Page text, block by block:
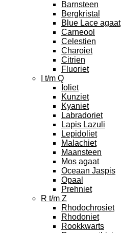
Barnsteen
Bergkristal
Blue Lace agaat
Carneool
Celestien
Charoiet
Citrien
Fluoriet
I t/m Q
Ioliet
Kunziet
Kyaniet
Labradoriet
Lapis Lazuli
Lepidoliet
Malachiet
Maansteen
Mos agaat
Oceaan Jaspis
Opaal
Prehniet
R t/m Z
Rhodochrosiet
Rhodoniet
Rookkwarts